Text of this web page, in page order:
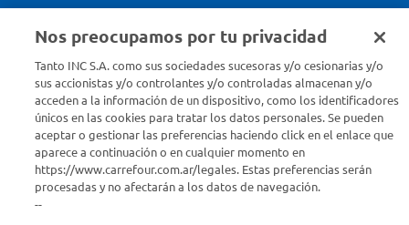
Estamos para ayudarte
¿Tenés una consulta? Comunicate con nosotros acá
Descubrí Carrefour
Nos preocupamos por tu privacidad
Tanto INC S.A. como sus sociedades sucesoras y/o cesionarias y/o
sus accionistas y/o controlantes y/o controladas almacenan y/o
acceden a la información de un dispositivo, como los identificadores
únicos en las cookies para tratar los datos personales. Se pueden
aceptar o gestionar las preferencias haciendo click en el enlace que
aparece a continuación o en cualquier momento en
https://www.carrefour.com.ar/legales. Estas preferencias serán
procesadas y no afectarán a los datos de navegación.
--